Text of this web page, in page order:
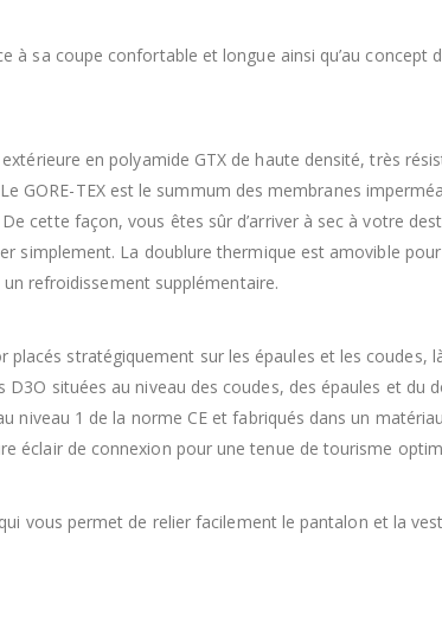
à sa coupe confortable et longue ainsi qu’au
en polyamide GTX de haute densité, très
GORE-TEX est le summum des membranes
cette façon, vous êtes sûr d’arriver à sec à votre
simplement. La doublure thermique est amovible
refroidissement supplémentaire.
stratégiquement sur les épaules et les coudes,
situées au niveau des coudes, des épaules et du
niveau 1 de la norme CE et fabriqués dans un
éclair de connexion pour une tenue de tourisme
vous permet de relier facilement le pantalon et la